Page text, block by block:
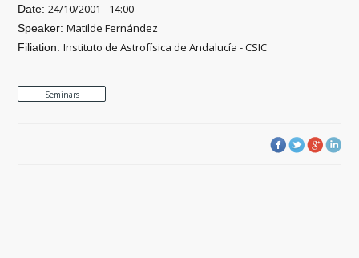
Date:24/10/2001 - 14:00
Speaker:Matilde Fernández
Filiation:Instituto de Astrofísica de Andalucía - CSIC
Seminars